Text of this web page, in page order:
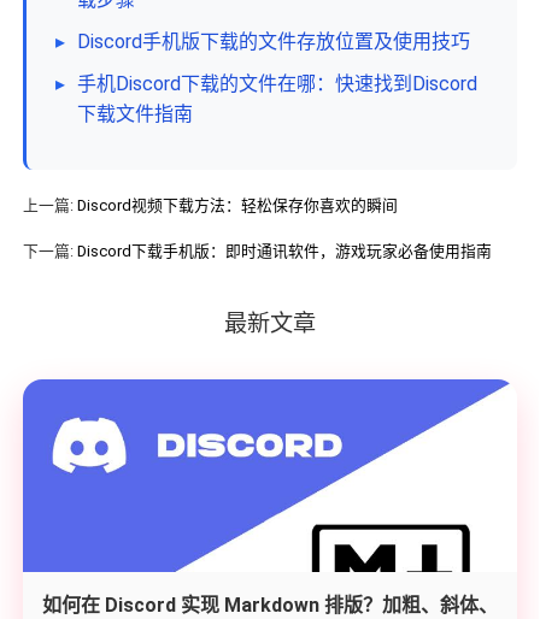
▸ Discord手机版下载的文件存放位置及使用技巧
▸ 手机Discord下载的文件在哪：快速找到Discord
下载文件指南
上一篇: Discord视频下载方法：轻松保存你喜欢的瞬间
下一篇: Discord下载手机版：即时通讯软件，游戏玩家必备使用指南
最新文章
如何在 Discord 实现 Markdown 排版？加粗、斜体、